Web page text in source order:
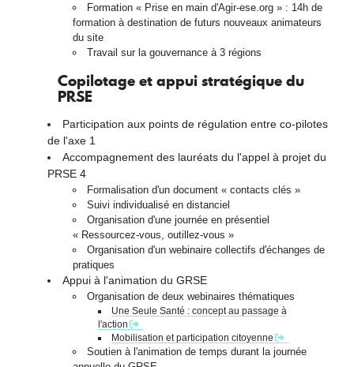
Formation « Prise en main d'Agir-ese.org » : 14h de
formation à destination de futurs nouveaux animateurs
du site
Travail sur la gouvernance à 3 régions
Copilotage et appui stratégique du
PRSE
Participation aux points de régulation entre co-pilotes
de l'axe 1
Accompagnement des lauréats du l'appel à projet du
PRSE 4
Formalisation d'un document « contacts clés »
Suivi individualisé en distanciel
Organisation d'une journée en présentiel
« Ressourcez-vous, outillez-vous »
Organisation d'un webinaire collectifs d'échanges de
pratiques
Appui à l'animation du GRSE
Organisation de deux webinaires thématiques
Une Seule Santé : concept au passage à
l'action
Mobilisation et participation citoyenne
Soutien à l'animation de temps durant la journée